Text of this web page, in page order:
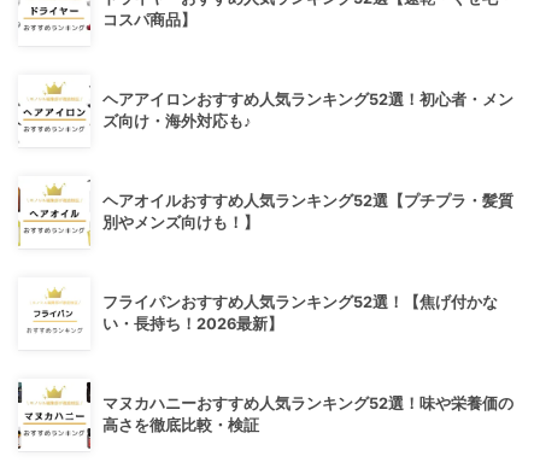
コスパ商品】
ヘアアイロンおすすめ人気ランキング52選！初心者・メン
ズ向け・海外対応も♪
ヘアオイルおすすめ人気ランキング52選【プチプラ・髪質
別やメンズ向けも！】
フライパンおすすめ人気ランキング52選！【焦げ付かな
い・長持ち！2026最新】
マヌカハニーおすすめ人気ランキング52選！味や栄養価の
高さを徹底比較・検証